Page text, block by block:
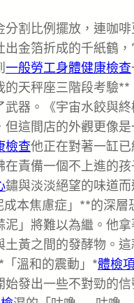
割比例擺放，連咖
金箔折成的千紙鶴
一般勞工身體健康檢查
天秤座三階段考驗
器。《宇宙水餃與
這間店的外觀更像
檢查他正在對著一缸
在責備一個不上進的
鏽與淡淡絕望的味道
本焦慮症」**的深
」將難以為繼。他
黃之間的發酵物。
溫和的震動」*體檢
發出一些不對勁的